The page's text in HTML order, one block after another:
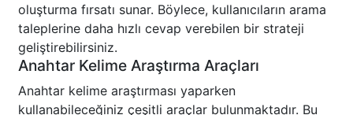
oluşturma fırsatı sunar. Böylece, kullanıcıların arama
taleplerine daha hızlı cevap verebilen bir strateji
geliştirebilirsiniz.
Anahtar Kelime Araştırma Araçları
Anahtar kelime araştırması yaparken
kullanabileceğiniz çeşitli araçlar bulunmaktadır. Bu